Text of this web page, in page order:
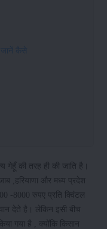
जानें कैसे
गेहूँ की तरह ही की जाति है।
,हरियाणा और मध्य प्रदेश
-8000 रुपए प्रति क्विंटल
देते है। लेकिन इसी बीच
गया है , क्योंकि किसान